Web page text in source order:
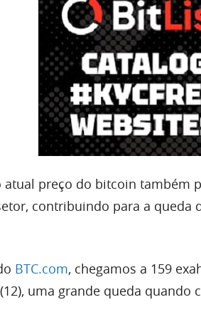
atual preço do bitcoin também
contribuindo para a queda
BTC.com, chegamos a 159
uma grande queda quando